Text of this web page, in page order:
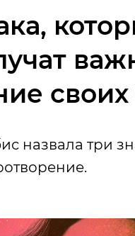
своих
назвала три